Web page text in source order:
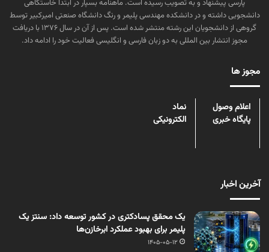
پارسی پیشنهاد و به تصویب رسیده است. ماهنامه بسپار در ابتدا خاستگاهی
دانشجویی داشته و در دانشکده مهندسی پلیمر و رنگ دانشگاه صنعتی امیرکبیر توسط
گروهی از دانشجویان این رشته منتشر شده است. پس از آن در سال ۱۳۷۶ با دریافت
مجوز انتشار بین المللی به دو زبان فارسی و انگلیسی فعالیت خود را ادامه داد.
مجوز ها
اعلام وصول
پایگاه خبری
نماد
الکترونیکی
آخرین اخبار
یک محقق پسادکتری در کشور توسعه داد: سنتز یک
پلیمر برای بهبود عملکرد ابرخازن‌ها
1405-05-12